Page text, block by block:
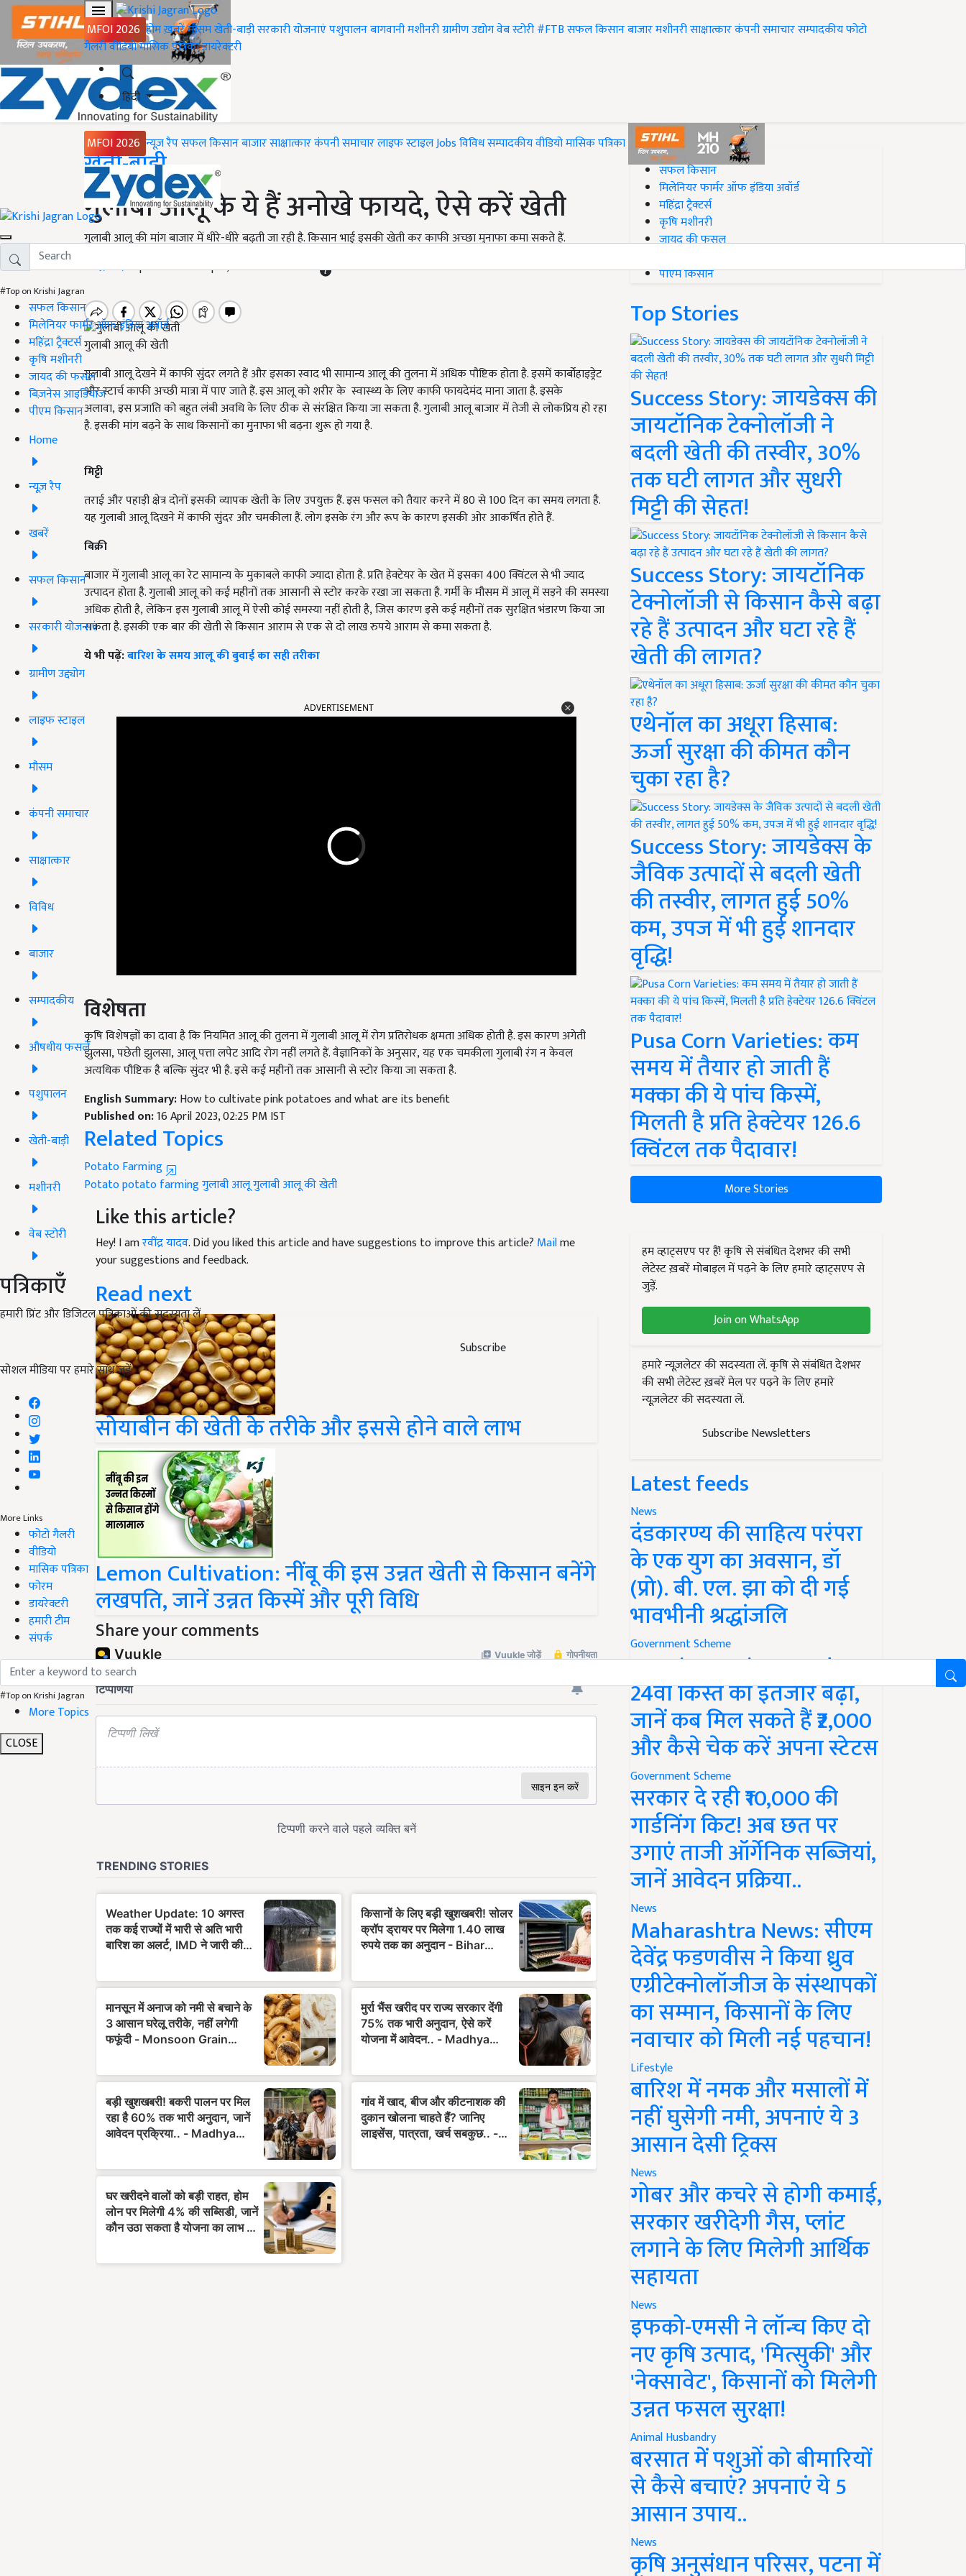
MFOI 2026 होमख़बरेंमौसमखेती-बाड़ीसरकारी योजनाएंपशुपालनबागवानीमशीनरीग्रामीण उद्योगवेब स्टोरी#FTBसफल किसानबाजारमशीनरीसाक्षात्कारकंपनी समाचारसम्पादकीयफोटो
गैलरीवीडियोमासिक पत्रिकाडायरेक्टरी
हिंदी
MFOI 2026 न्यूज़ रैपसफल किसानबाजारसाक्षात्कारकंपनी समाचारलाइफ स्टाइलJobsविविधसम्पादकीयवीडियोमासिक पत्रिका
#Top on Krishi Jagran
सफल किसान
मिलेनियर फार्मर ऑफ इंडिया अवॉर्ड
महिंद्रा ट्रैक्टर्स
कृषि मशीनरी
जायद की फसल
बिज़नेस आइडियाज
पीएम किसान
Home
न्यूज़ रैप
खबरें
सफल किसान
सरकारी योजनाएं
ग्रामीण उद्द्योग
लाइफ स्टाइल
मौसम
कंपनी समाचार
साक्षात्कार
विविध
बाजार
सम्पादकीय
औषधीय फसलें
पशुपालन
खेती-बाड़ी
मशीनरी
वेब स्टोरी
पत्रिकाएँ
हमारी प्रिंट और डिजिटल पत्रिकाओं की सदस्यता लें
Subscribe
सोशल मीडिया पर हमारे साथ जुड़ें:
More Links
फोटो गैलरी
वीडियो
मासिक पत्रिका
फोरम
डायरेक्टरी
हमारी टीम
संपर्क
#Top on Krishi Jagran
More Topics
CLOSE
Home
खेती-बाड़ी
गुलाबी आलू के ये हैं अनोखे फायदे, ऐसे करें खेती
गुलाबी आलू की मांग बाजार में धीरे-धीरे बढ़ती जा रही है. किसान भाई इसकी खेती कर काफी अच्छा मुनाफा कमा सकते हैं.
रवींद्र यादवUpdated on 16 April, 2023 4:54 PM IST
गुलाबी आलू की खेती
गुलाबी आलू देखने में काफी सुंदर लगते हैं और इसका स्वाद भी सामान्य आलू की तुलना में अधिक पौष्टिक होता है. इसमें कार्बोहाइड्रेट
और स्टार्च काफी अच्छी मात्रा में पाए जाते हैं. इस आलू को शरीर के स्वास्थ्य के लिए काफी फायदेमंद माना जाता है. इसके
अलावा,इस प्रजाति को बहुत लंबी अवधि के लिए ठीक से संरक्षित किया जा सकता है. गुलाबी आलू बाजार में तेजी से लोकप्रिय हो रहा
है. इसकी मांग बढ़ने के साथ किसानों का मुनाफा भी बढ़ना शुरू हो गया है.
मिट्टी
तराई और पहाड़ी क्षेत्र दोनों इसकी व्यापक खेती के लिए उपयुक्त हैं. इस फसल को तैयार करने में80से100दिन का समय लगता है.
यह गुलाबी आलू दिखने में काफी सुंदर और चमकीला हैं. लोग इसके रंग और रूप के कारण इसकी ओर आकर्षित होते हैं.
बिक्री
बाजार में गुलाबी आलू का रेट सामान्य के मुकाबले काफी ज्यादा होता है. प्रति हेक्टेयर के खेत में इसका400क्विंटल से भी ज्याद
उत्पादन होता है. गुलाबी आलू को कई महीनों तक आसानी से स्टोर करके रखा जा सकता है. गर्मी के मौसम में आलू में सड़ने की समस्या
अधिक होती है,लेकिन इस गुलाबी आलू में ऐसी कोई समस्या नहीं होती है,जिस कारण इसे कई महीनों तक सुरक्षित भंडारण किया जा
सकता है. इसकी एक बार की खेती से किसान आराम से एक से दो लाख रुपये आराम से कमा सकता है.
ये भी पढ़ें:बारिश के समय आलू की बुवाई का सही तरीका
ADVERTISEMENT
विशेषता
कृषि विशेषज्ञों का दावा है कि नियमित आलू की तुलना में गुलाबी आलू में रोग प्रतिरोधक क्षमता अधिक होती है. इस कारण अगेती
झुलसा,पछेती झुलसा,आलू पत्ता लपेट आदि रोग नहीं लगते हैं. वैज्ञानिकों के अनुसार,यह एक चमकीला गुलाबी रंग न केवल
अत्यधिक पौष्टिक है बल्कि सुंदर भी है. इसे कई महीनों तक आसानी से स्टोर किया जा सकता है.
English Summary:How to cultivate pink potatoes and what are its benefit
Published on:16 April 2023, 02:25 PM IST
Related Topics
Potato Farming
Potatopotato farmingगुलाबी आलूगुलाबी आलू की खेती
Like this article?
Hey! I amरवींद्र यादव. Did you liked this article and have suggestions to improve this article? Mailme
your suggestions and feedback.
Read next
सोयाबीन की खेती के तरीके और इससे होने वाले लाभ
Lemon Cultivation: नींबू की इस उन्नत खेती से किसान बनेंगे
लखपति, जानें उन्नत किस्में और पूरी विधि
Share your comments
#Top on Krishi Jagran
सफल किसान
मिलेनियर फार्मर ऑफ इंडिया अवॉर्ड
महिंद्रा ट्रैक्टर्स
कृषि मशीनरी
जायद की फसल
पीएम किसान
Top Stories
Success Story: जायडेक्स की
जायटॉनिक टेक्नोलॉजी ने
बदली खेती की तस्वीर, 30%
तक घटी लागत और सुधरी
मिट्टी की सेहत!
Success Story: जायटॉनिक
टेक्नोलॉजी से किसान कैसे बढ़ा
रहे हैं उत्पादन और घटा रहे हैं
खेती की लागत?
एथेनॉल का अधूरा हिसाब:
ऊर्जा सुरक्षा की कीमत कौन
चुका रहा है?
Success Story: जायडेक्स के
जैविक उत्पादों से बदली खेती
की तस्वीर, लागत हुई 50%
कम, उपज में भी हुई शानदार
वृद्धि!
Pusa Corn Varieties: कम
समय में तैयार हो जाती हैं
मक्का की ये पांच किस्में,
मिलती है प्रति हेक्टेयर 126.6
क्विंटल तक पैदावार!
More Stories
हम व्हाट्सएप पर हैं! कृषि से संबंधित देशभर की सभी
लेटेस्ट ख़बरें मोबाइल में पढ़ने के लिए हमारे व्हाट्सएप से
जुड़ें.
Join on WhatsApp
हमारे न्यूज़लेटर की सदस्यता लें. कृषि से संबंधित देशभर
की सभी लेटेस्ट ख़बरें मेल पर पढ़ने के लिए हमारे
न्यूज़लेटर की सदस्यता लें.
Subscribe Newsletters
Latest feeds
News
दंडकारण्य की साहित्य परंपरा
के एक युग का अवसान, डॉ
(प्रो). बी. एल. झा को दी गई
भावभीनी श्रद्धांजलि
Government Scheme
PM Kisan Yojana Update:
24वीं किस्त का इंतजार बढ़ा,
जानें कब मिल सकते हैं ₹2,000
और कैसे चेक करें अपना स्टेटस
Government Scheme
सरकार दे रही ₹10,000 की
गार्डनिंग किट! अब छत पर
उगाएं ताजी ऑर्गेनिक सब्जियां,
जानें आवेदन प्रक्रिया..
News
Maharashtra News: सीएम
देवेंद्र फडणवीस ने किया ध्रुव
एग्रीटेक्नोलॉजीज के संस्थापकों
का सम्मान, किसानों के लिए
नवाचार को मिली नई पहचान!
Lifestyle
बारिश में नमक और मसालों में
नहीं घुसेगी नमी, अपनाएं ये 3
आसान देसी ट्रिक्स
News
गोबर और कचरे से होगी कमाई,
सरकार खरीदेगी गैस, प्लांट
लगाने के लिए मिलेगी आर्थिक
सहायता
News
इफको-एमसी ने लॉन्च किए दो
नए कृषि उत्पाद, 'मित्सुकी' और
'नेक्सावेट', किसानों को मिलेगी
उन्नत फसल सुरक्षा!
Animal Husbandry
बरसात में पशुओं को बीमारियों
से कैसे बचाएं? अपनाएं ये 5
आसान उपाय..
News
कृषि अनुसंधान परिसर, पटना में